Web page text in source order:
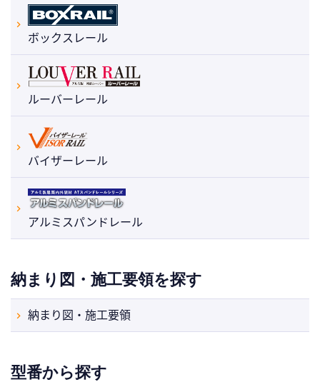
ボックスレール
ルーバーレール
バイザーレール
アルミスパンドレール
納まり図・施工要領を探す
納まり図・施工要領
型番から探す